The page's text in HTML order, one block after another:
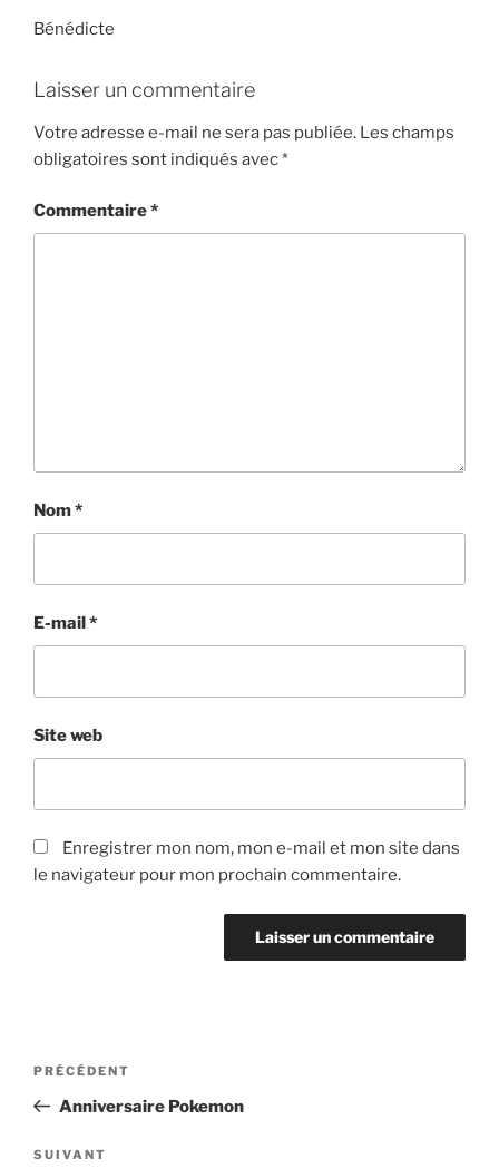
Bénédicte
Laisser un commentaire
Votre adresse e-mail ne sera pas publiée. Les champs
obligatoires sont indiqués avec*
Commentaire*
Nom*
E-mail*
Site web
Enregistrer mon nom, mon e-mail et mon site dans
le navigateur pour mon prochain commentaire.
Navigation
l’article
Article
précédent
PRÉCÉDENT
Anniversaire Pokemon
Article
SUIVANT